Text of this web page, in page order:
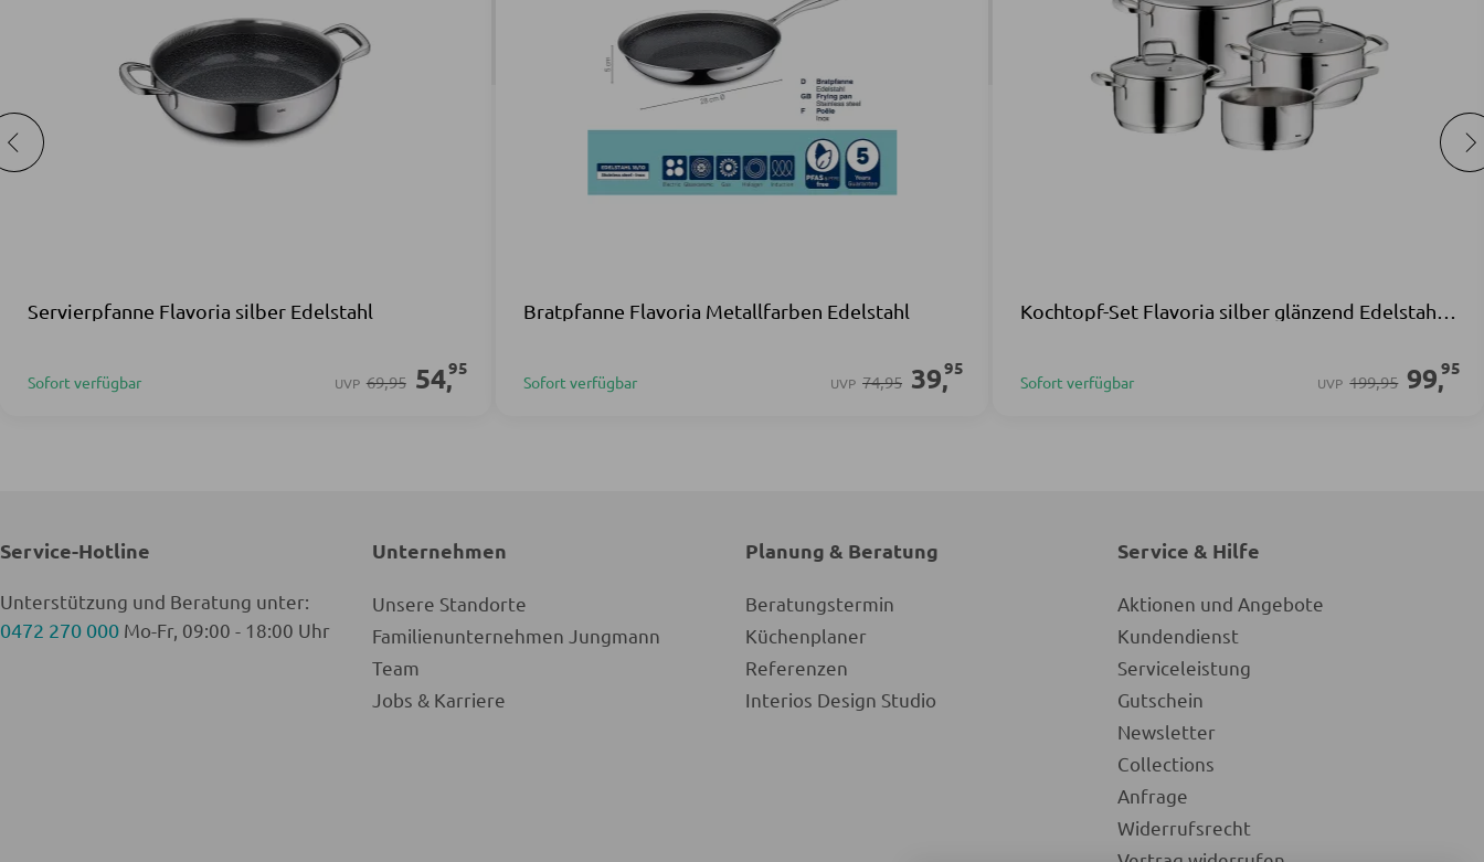
Servierpfanne Flavoria silber Edelstahl
Sofort verfügbar UVP 69,95 54,95
Bratpfanne Flavoria Metallfarben Edelstahl
Sofort verfügbar UVP 74,95 39,95
Sofort verfügbar UVP 199,95 99,95
Service-Hotline
Unterstützung und Beratung unter:
0472 270 000 Mo-Fr, 09:00 - 18:00 Uhr
Unternehmen
Unsere Standorte
Familienunternehmen Jungmann
Team
Jobs & Karriere
Planung & Beratung
Beratungstermin
Küchenplaner
Referenzen
Interios Design Studio
Service & Hilfe
Aktionen und Angebote
Kundendienst
Serviceleistung
Gutschein
Newsletter
Collections
Anfrage
Widerrufsrecht